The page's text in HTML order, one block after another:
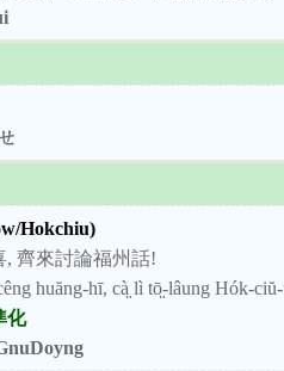
Hokchiu)
, 齊來討論福州話!
huăng-hī, cà̤ lì tō̤-lâung Hók-
化